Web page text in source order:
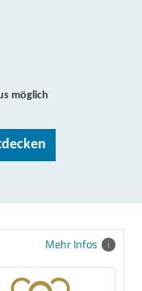
möglich
Mehr Infos